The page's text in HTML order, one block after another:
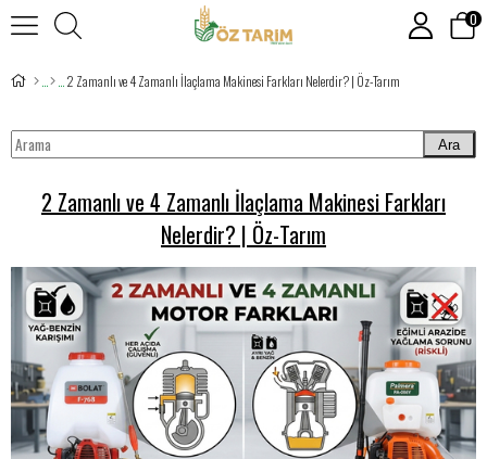
0
2 Zamanlı ve 4 Zamanlı İlaçlama Makinesi Farkları Nelerdir? | Öz-Tarım
Ara
2 Zamanlı ve 4 Zamanlı İlaçlama Makinesi Farkları
Nelerdir? | Öz-Tarım